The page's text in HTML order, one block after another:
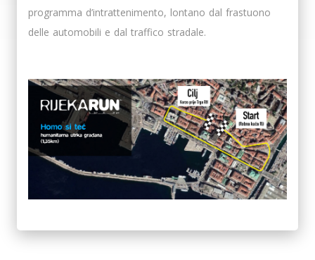
programma d’intrattenimento, lontano dal frastuono
delle automobili e dal traffico stradale.